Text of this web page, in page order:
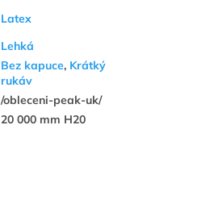
Latex
Lehká
Bez kapuce, Krátký
rukáv
/obleceni-peak-uk/
20 000 mm H20